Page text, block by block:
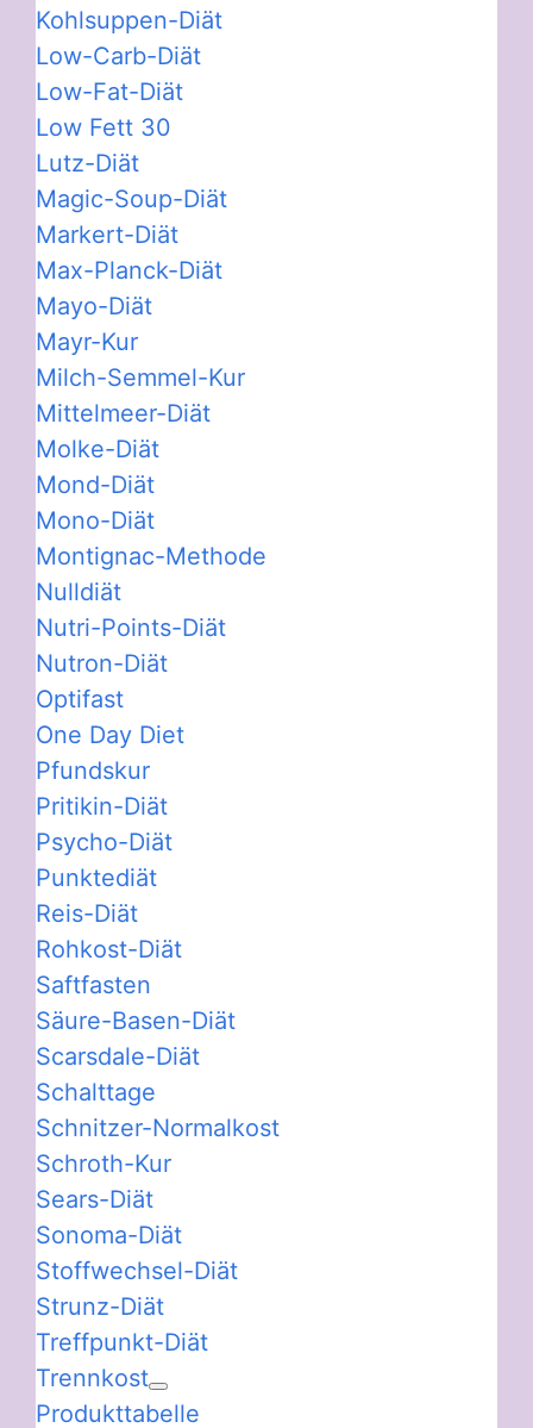
Kohlsuppen-Diät
Low-Carb-Diät
Low-Fat-Diät
Low Fett 30
Lutz-Diät
Magic-Soup-Diät
Markert-Diät
Max-Planck-Diät
Mayo-Diät
Mayr-Kur
Milch-Semmel-Kur
Mittelmeer-Diät
Molke-Diät
Mond-Diät
Mono-Diät
Montignac-Methode
Nulldiät
Nutri-Points-Diät
Nutron-Diät
Optifast
One Day Diet
Pfundskur
Pritikin-Diät
Psycho-Diät
Punktediät
Reis-Diät
Rohkost-Diät
Saftfasten
Säure-Basen-Diät
Scarsdale-Diät
Schalttage
Schnitzer-Normalkost
Schroth-Kur
Sears-Diät
Sonoma-Diät
Stoffwechsel-Diät
Strunz-Diät
Treffpunkt-Diät
Trennkost
Produkttabelle